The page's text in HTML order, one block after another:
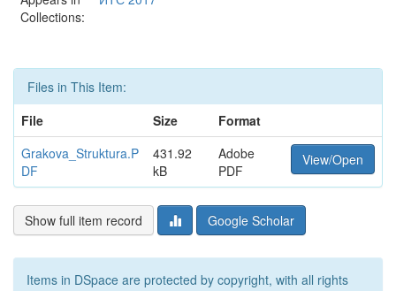
Collections:
Files in This Item:
File
Size
Format
Grakova_Struktura.P
DF
431.92
kB
Adobe
PDF
View/Open
Show full item record Google Scholar
Items in DSpace are protected by copyright, with all rights